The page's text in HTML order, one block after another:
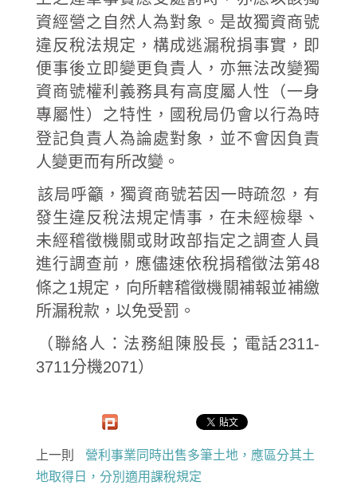
資經營之自然人為對象。是故獨資商號
違反稅法規定，構成逃漏稅捐事實，即
便事後立即變更負責人，亦無法改變獨
資商號權利義務具有高度屬人性（一身
專屬性）之特性，國稅局仍會以行為時
登記負責人為論處對象，並不會因負責
人變更而有所改變。
該局呼籲，獨資商號若因一時疏忽，有
發生違反稅法規定情事，在未經檢舉、
未經稽徵機關或財政部指定之調查人員
進行調查前，應儘速依稅捐稽徵法第48
條之1規定，向所轄稽徵機關補報並補繳
所漏稅款，以免受罰。
（聯絡人：法務組陳股長；電話2311-
3711分機2071）
上一則
營利事業同時出售多筆土地，應區分其土
地取得日，分別適用課稅規定